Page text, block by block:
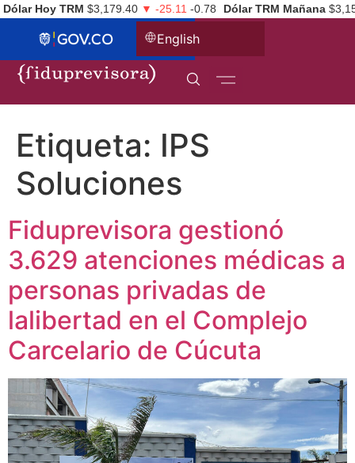
Dólar Hoy TRM $3,179.40 ▼ -25.11 -0.78 Dólar TRM Mañana
English
Etiqueta: IPS
Soluciones
Fiduprevisora gestionó
3.629 atenciones médicas a
personas privadas de
lalibertad en el Complejo
Carcelario de Cúcuta